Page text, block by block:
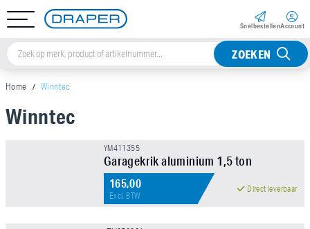
Snel­bestellenAccount
ZOEKEN
Home Winntec
Sorteer op
Winntec
YM411355
Garagekrik aluminium 1,5 ton
165,00
Excl. BTW
Direct leverbaar